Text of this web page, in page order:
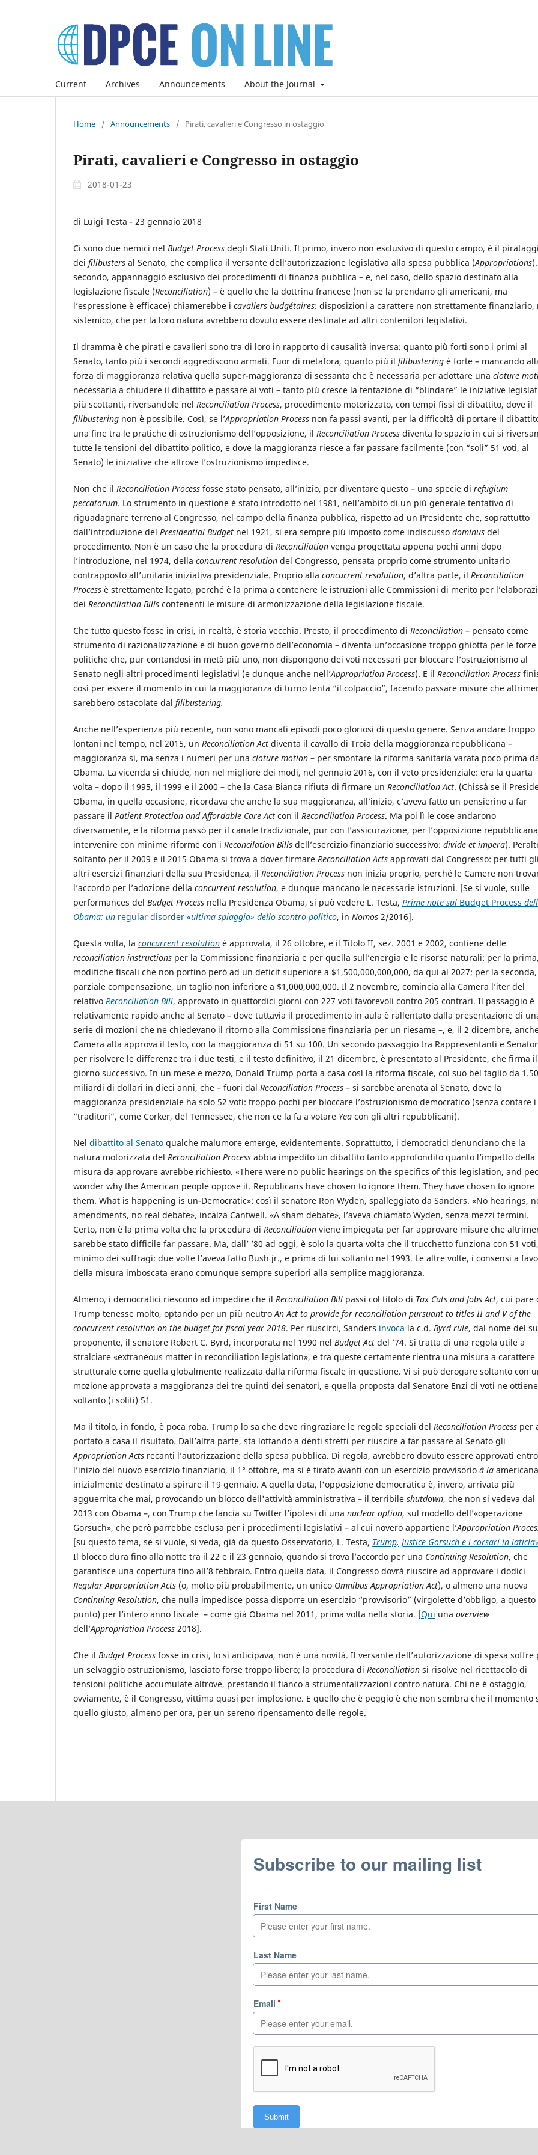
Current Archives Announcements About the Journal
Home / Announcements / Pirati, cavalieri e Congresso in ostaggio
Pirati, cavalieri e Congresso in ostaggio
2018-01-23
di Luigi Testa - 23 gennaio 2018
Ci sono due nemici nel Budget Process degli Stati Uniti. Il primo, invero non esclusivo di questo campo, è il
dei filibusters al Senato, che complica il versante dell’autorizzazione legislativa alla spesa pubblica (Appropriations
secondo, appannaggio esclusivo dei procedimenti di finanza pubblica – e, nel caso, dello spazio destinato alla
legislazione fiscale (Reconciliation) – è quello che la dottrina francese (non se la prendano gli americani, ma
l’espressione è efficace) chiamerebbe i cavaliers budgétaires: disposizioni a carattere non strettamente finanziario,
sistemico, che per la loro natura avrebbero dovuto essere destinate ad altri contenitori legislativi.
Il dramma è che pirati e cavalieri sono tra di loro in rapporto di causalità inversa: quanto più forti sono i primi al
Senato, tanto più i secondi aggrediscono armati. Fuor di metafora, quanto più il filibustering è forte – mancando
forza di maggioranza relativa quella super-maggioranza di sessanta che è necessaria per adottare una cloture
necessaria a chiudere il dibattito e passare ai voti – tanto più cresce la tentazione di “blindare” le iniziative
più scottanti, riversandole nel Reconciliation Process, procedimento motorizzato, con tempi fissi di dibattito, dove il
filibustering non è possibile. Così, se l’Appropriation Process non fa passi avanti, per la difficoltà di portare il
una fine tra le pratiche di ostruzionismo dell’opposizione, il Reconciliation Process diventa lo spazio in cui si
tutte le tensioni del dibattito politico, e dove la maggioranza riesce a far passare facilmente (con “soli” 51 voti, al
Senato) le iniziative che altrove l’ostruzionismo impedisce.
Non che il Reconciliation Process fosse stato pensato, all’inizio, per diventare questo – una specie di refugium
peccatorum. Lo strumento in questione è stato introdotto nel 1981, nell’ambito di un più generale tentativo di
riguadagnare terreno al Congresso, nel campo della finanza pubblica, rispetto ad un Presidente che, soprattutto
dall’introduzione del Presidential Budget nel 1921, si era sempre più imposto come indiscusso dominus del
procedimento. Non è un caso che la procedura di Reconciliation venga progettata appena pochi anni dopo
l’introduzione, nel 1974, della concurrent resolution del Congresso, pensata proprio come strumento unitario
contrapposto all’unitaria iniziativa presidenziale. Proprio alla concurrent resolution, d’altra parte, il Reconciliation
Process è strettamente legato, perché è la prima a contenere le istruzioni alle Commissioni di merito per
dei Reconciliation Bills contenenti le misure di armonizzazione della legislazione fiscale.
Che tutto questo fosse in crisi, in realtà, è storia vecchia. Presto, il procedimento di Reconciliation – pensato come
strumento di razionalizzazione e di buon governo dell’economia – diventa un’occasione troppo ghiotta per le forze
politiche che, pur contandosi in metà più uno, non dispongono dei voti necessari per bloccare l’ostruzionismo al
Senato negli altri procedimenti legislativi (e dunque anche nell’Appropriation Process). E il Reconciliation Process
così per essere il momento in cui la maggioranza di turno tenta “il colpaccio”, facendo passare misure che
sarebbero ostacolate dal filibustering.
Anche nell’esperienza più recente, non sono mancati episodi poco gloriosi di questo genere. Senza andare troppo
lontani nel tempo, nel 2015, un Reconciliation Act diventa il cavallo di Troia della maggioranza repubblicana –
maggioranza sì, ma senza i numeri per una cloture motion – per smontare la riforma sanitaria varata poco prima
Obama. La vicenda si chiude, non nel migliore dei modi, nel gennaio 2016, con il veto presidenziale: era la quarta
volta – dopo il 1995, il 1999 e il 2000 – che la Casa Bianca rifiuta di firmare un Reconciliation Act. (Chissà se il
Obama, in quella occasione, ricordava che anche la sua maggioranza, all’inizio, c’aveva fatto un pensierino a far
passare il Patient Protection and Affordable Care Act con il Reconciliation Process. Ma poi lì le cose andarono
diversamente, e la riforma passò per il canale tradizionale, pur con l’assicurazione, per l’opposizione
intervenire con minime riforme con i Reconcilation Bills dell’esercizio finanziario successivo: divide et impera).
soltanto per il 2009 e il 2015 Obama si trova a dover firmare Reconciliation Acts approvati dal Congresso: per tutti gli
altri esercizi finanziari della sua Presidenza, il Reconciliation Process non inizia proprio, perché le Camere non
l’accordo per l’adozione della concurrent resolution, e dunque mancano le necessarie istruzioni. [Se si vuole, sulle
performances del Budget Process nella Presidenza Obama, si può vedere L. Testa, Prime note sul Budget Process
Obama: un regular disorder «ultima spiaggia» dello scontro politico, in Nomos 2/2016].
Questa volta, la concurrent resolution è approvata, il 26 ottobre, e il Titolo II, sez. 2001 e 2002, contiene delle
reconciliation instructions per la Commissione finanziaria e per quella sull’energia e le risorse naturali: per la prima,
modifiche fiscali che non portino però ad un deficit superiore a $1,500,000,000,000, da qui al 2027; per la seconda,
parziale compensazione, un taglio non inferiore a $1,000,000,000. Il 2 novembre, comincia alla Camera l’iter del
relativo Reconciliation Bill, approvato in quattordici giorni con 227 voti favorevoli contro 205 contrari. Il passaggio è
relativamente rapido anche al Senato – dove tuttavia il procedimento in aula è rallentato dalla presentazione di
serie di mozioni che ne chiedevano il ritorno alla Commissione finanziaria per un riesame –, e, il 2 dicembre,
Camera alta approva il testo, con la maggioranza di 51 su 100. Un secondo passaggio tra Rappresentanti e
per risolvere le differenze tra i due testi, e il testo definitivo, il 21 dicembre, è presentato al Presidente, che firma il
giorno successivo. In un mese e mezzo, Donald Trump porta a casa così la riforma fiscale, col suo bel taglio da
miliardi di dollari in dieci anni, che – fuori dal Reconciliation Process – si sarebbe arenata al Senato, dove la
maggioranza presidenziale ha solo 52 voti: troppo pochi per bloccare l’ostruzionismo democratico (senza contare i
“traditori”, come Corker, del Tennessee, che non ce la fa a votare Yea con gli altri repubblicani).
Nel dibattito al Senato qualche malumore emerge, evidentemente. Soprattutto, i democratici denunciano che la
natura motorizzata del Reconciliation Process abbia impedito un dibattito tanto approfondito quanto l’impatto della
misura da approvare avrebbe richiesto. «There were no public hearings on the specifics of this legislation, and
wonder why the American people oppose it. Republicans have chosen to ignore them. They have chosen to ignore
them. What is happening is un-Democratic»: così il senatore Ron Wyden, spalleggiato da Sanders. «No hearings,
amendments, no real debate», incalza Cantwell. «A sham debate», l’aveva chiamato Wyden, senza mezzi termini.
Certo, non è la prima volta che la procedura di Reconciliation viene impiegata per far approvare misure che
sarebbe stato difficile far passare. Ma, dall’ ’80 ad oggi, è solo la quarta volta che il trucchetto funziona con 51
minimo dei suffragi: due volte l’aveva fatto Bush jr., e prima di lui soltanto nel 1993. Le altre volte, i consensi a
della misura imboscata erano comunque sempre superiori alla semplice maggioranza.
Almeno, i democratici riescono ad impedire che il Reconciliation Bill passi col titolo di Tax Cuts and Jobs Act, cui pare
Trump tenesse molto, optando per un più neutroAn Act to provide for reconciliation pursuant to titles II and V of the
concurrent resolution on the budget for fiscal year 2018. Per riuscirci, Sanders invoca la c.d. Byrd rule, dal nome del
proponente, il senatore Robert C. Byrd, incorporata nel 1990 nel Budget Act del ’74. Si tratta di una regola utile a
stralciare «extraneous matter in reconciliation legislation», e tra queste certamente rientra una misura a carattere
strutturale come quella globalmente realizzata dalla riforma fiscale in questione. Vi si può derogare soltanto con
mozione approvata a maggioranza dei tre quinti dei senatori, e quella proposta dal Senatore Enzi di voti ne ottiene
soltanto (i soliti) 51.
Ma il titolo, in fondo, è poca roba. Trump lo sa che deve ringraziare le regole speciali del Reconciliation Process per
portato a casa il risultato. Dall’altra parte, sta lottando a denti stretti per riuscire a far passare al Senato gli
Appropriation Acts recanti l’autorizzazione della spesa pubblica. Di regola, avrebbero dovuto essere approvati entro
l’inizio del nuovo esercizio finanziario, il 1° ottobre, ma si è tirato avanti con un esercizio provvisorio à la
inizialmente destinato a spirare il 19 gennaio. A quella data, l'opposizione democratica è, invero, arrivata più
agguerrita che mai, provocando un blocco dell'attività amministrativa – il terribile shutdown, che non si vedeva dal
2013 con Obama –, con Trump che lancia su Twitter l’ipotesi di una nuclear option, sul modello dell’«operazione
Gorsuch», che però parrebbe esclusa per i procedimenti legislativi – al cui novero appartiene l’Appropriation
[su questo tema, se si vuole, si veda, già da questo Osservatorio, L. Testa, Trump, Justice Gorsuch e i corsari in
Il blocco dura fino alla notte tra il 22 e il 23 gennaio, quando si trova l’accordo per una Continuing Resolution, che
garantisce una copertura fino all’8 febbraio. Entro quella data, il Congresso dovrà riuscire ad approvare i dodici
Regular Appropriation Acts (o, molto più probabilmente, un unico Omnibus Appropriation Act), o almeno una nuova
Continuing Resolution, che nulla impedisce possa disporre un esercizio “provvisorio” (virgolette d’obbligo, a questo
punto) per l’intero anno fiscale – come già Obama nel 2011, prima volta nella storia. [Qui una overview
dell’Appropriation Process 2018].
Che il Budget Process fosse in crisi, lo si anticipava, non è una novità. Il versante dell’autorizzazione di spesa soffre
un selvaggio ostruzionismo, lasciato forse troppo libero; la procedura di Reconciliation si risolve nel ricettacolo di
tensioni politiche accumulate altrove, prestando il fianco a strumentalizzazioni contro natura. Chi ne è ostaggio,
ovviamente, è il Congresso, vittima quasi per implosione. E quello che è peggio è che non sembra che il momento
quello giusto, almeno per ora, per un sereno ripensamento delle regole.